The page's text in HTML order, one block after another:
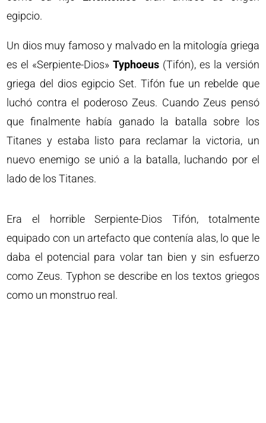
egipcio.
Un dios muy famoso y malvado en la mitología griega
es el «Serpiente-Dios»Typhoeus (Tifón), es la versión
griega del dios egipcio Set. Tifón fue un rebelde que
luchó contra el poderoso Zeus. Cuando Zeus pensó
que finalmente había ganado la batalla sobre los
Titanes y estaba listo para reclamar la victoria, un
nuevo enemigo se unió a la batalla, luchando por el
lado de los Titanes.
Era el horrible Serpiente-Dios Tifón, totalmente
equipado con un artefacto que contenía alas, lo que le
daba el potencial para volar tan bien y sin esfuerzo
como Zeus. Typhon se describe en los textos griegos
como un monstruo real.